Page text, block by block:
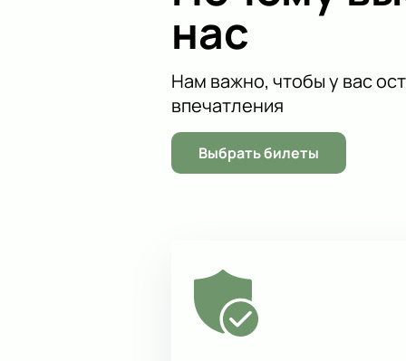
постановку, которая заставит
Купить билеты
на нашем сайте —
нас
Нам важно, чтобы у вас
впечатления
Выбрать билеты